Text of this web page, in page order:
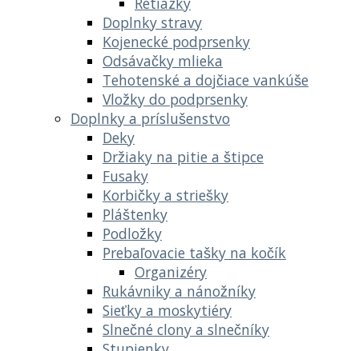
Doplnky stravy
Kojenecké podprsenky
Odsávačky mlieka
Tehotenské a dojčiace vankúše
Vložky do podprsenky
Doplnky a príslušenstvo
Deky
Držiaky na pitie a štipce
Fusaky
Korbičky a striešky
Pláštenky
Podložky
Prebaľovacie tašky na kočík
Organizéry
Rukávniky a nánožníky
Sieťky a moskytiéry
Slnečné clony a slnečníky